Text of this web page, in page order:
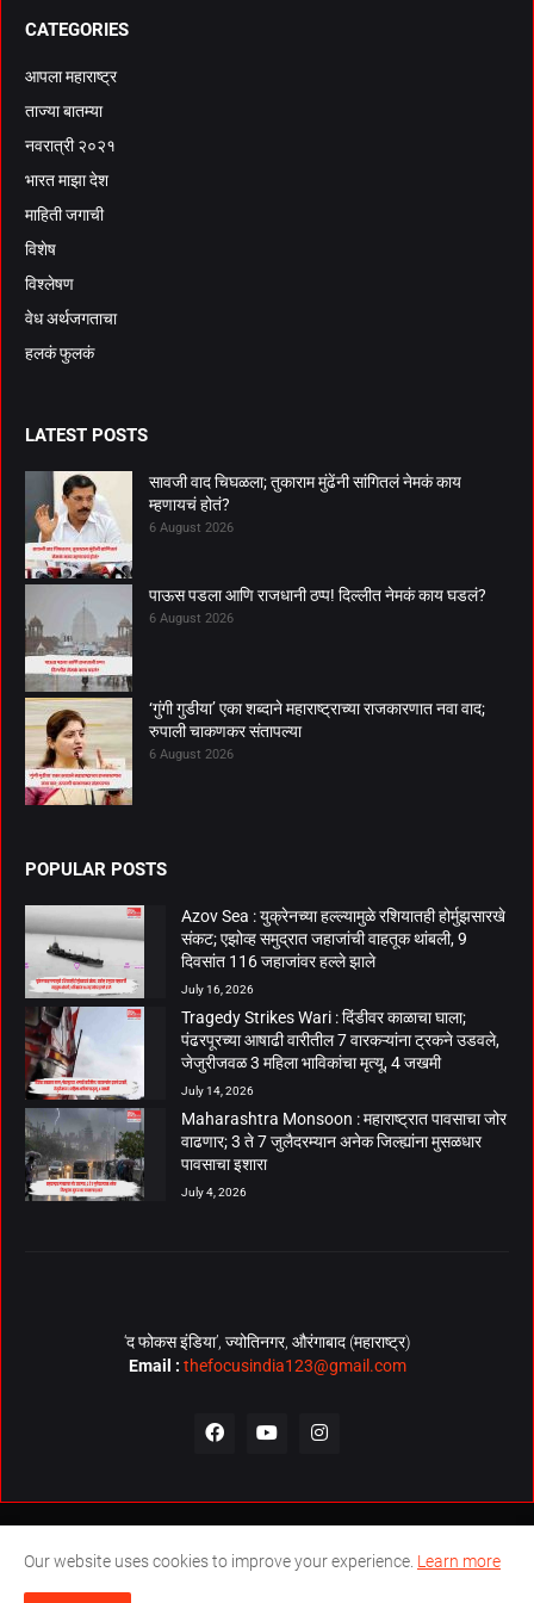
CATEGORIES
आपला महाराष्ट्र
ताज्या बातम्या
नवरात्री २०२१
भारत माझा देश
माहिती जगाची
विशेष
विश्लेषण
वेध अर्थजगताचा
हलकं फुलकं
LATEST POSTS
सावजी वाद चिघळला; तुकाराम मुंढेंनी सांगितलं नेमकं काय
म्हणायचं होतं?
6 August 2026
पाऊस पडला आणि राजधानी ठप्प! दिल्लीत नेमकं काय घडलं?
6 August 2026
‘गुंगी गुडीया’ एका शब्दाने महाराष्ट्राच्या राजकारणात नवा वाद;
रुपाली चाकणकर संतापल्या
6 August 2026
POPULAR POSTS
Azov Sea : युक्रेनच्या हल्ल्यामुळे रशियातही होर्मुझसारखे
संकट; एझोव्ह समुद्रात जहाजांची वाहतूक थांबली, 9
दिवसांत 116 जहाजांवर हल्ले झाले
July 16, 2026
Tragedy Strikes Wari : दिंडीवर काळाचा घाला;
पंढरपूरच्या आषाढी वारीतील 7 वारकऱ्यांना ट्रकने उडवले,
जेजुरीजवळ 3 महिला भाविकांचा मृत्यू, 4 जखमी
July 14, 2026
Maharashtra Monsoon : महाराष्ट्रात पावसाचा जोर
वाढणार; 3 ते 7 जुलैदरम्यान अनेक जिल्ह्यांना मुसळधार
पावसाचा इशारा
July 4, 2026
‘द फोकस इंडिया’, ज्योतिनगर, औरंगाबाद (महाराष्ट्र)
Email : thefocusindia123@gmail.com
© Copyrights 2026. All Rights Reserved. Technical Support by
About Us Contact Us The Focus India Policy
Our website uses cookies to improve your experience. Learn more